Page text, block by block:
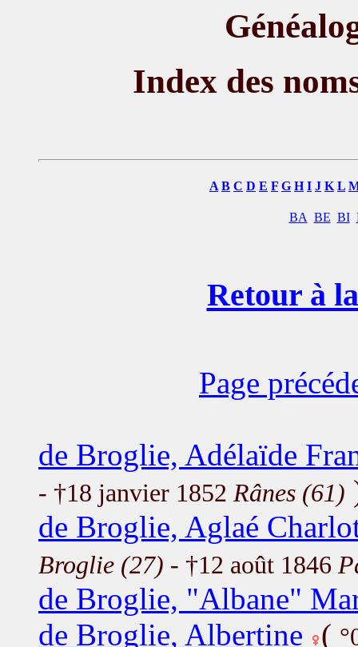
Index des
A B C D E F G H I J K L
BA BE BI
Retour à
Page
de Broglie, Adélaïde
- †18 janvier 1852 Rânes (61)
de Broglie, Aglaé
Broglie (27) - †12 août 1846
de Broglie, "Albane"
de Broglie, Albertine (